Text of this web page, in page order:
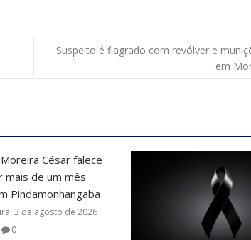
Suspeito é flagrado com revólver e
em
3 de agosto de 2026
0